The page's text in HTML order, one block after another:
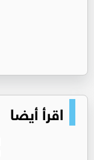
اقرأ أيضا